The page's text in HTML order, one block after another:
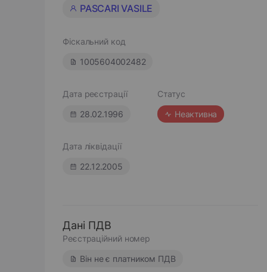
PASCARI VASILE
Фіскальний код
1005604002482
Дата реєстрації
28.02.1996
Статус
Неактивна
Дата ліквідації
22.12.2005
Дані ПДВ
Реєстраційний номер
Він не є платником ПДВ